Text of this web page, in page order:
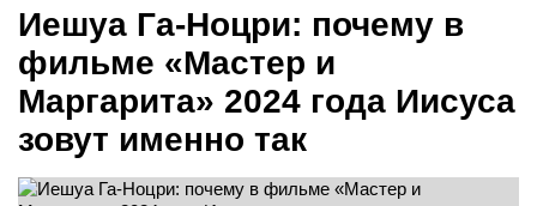
Иешуа Га-Ноцри: почему в
фильме «Мастер и
Маргарита» 2024 года Иисуса
зовут именно так